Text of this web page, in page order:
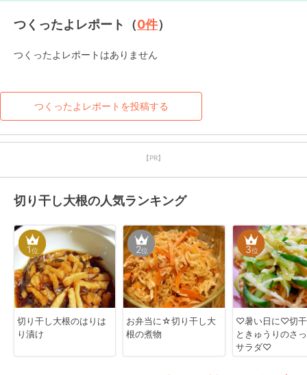
つくったよレポート（0件）
つくったよレポートはありません
つくったよレポートを投稿する
【PR】
切り干し大根の人気ランキング
1位
切り干し大根のはりは
り漬け
2位
お弁当に☆切り干し大
根の煮物
3位
♡暑い日に♡切
ときゅうりのさ
サラダ♡